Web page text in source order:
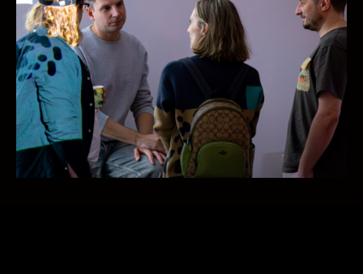
компаниям преодолеть
барьеры роста.